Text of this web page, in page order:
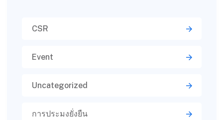
CSR
Event
Uncategorized
การประมงยั่งยืน